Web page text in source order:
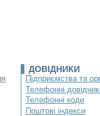
ДОВІДНИКИ
Підприємства та
Телефонні
Телефонні коди
Поштові індекси